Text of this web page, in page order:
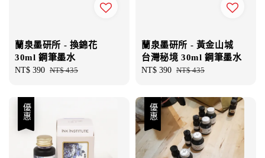
蘭泉墨研所 - 換錦花
30ml 鋼筆墨水
Sale
NT$ 390 Regular
NT$ 435
蘭泉墨研所 - 黃金山城
台灣秘境 30ml 鋼筆墨水
Sale
NT$ 390 Regular
NT$ 435
優惠 優惠